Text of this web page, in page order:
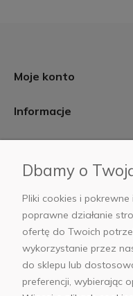
Moje konto
Informacje
AB Foto
Dbamy o
Pliki cookies i
poprawne działanie
ofertę do Twoich
wykorzystanie przez
do sklepu lub
preferencji, wybierając